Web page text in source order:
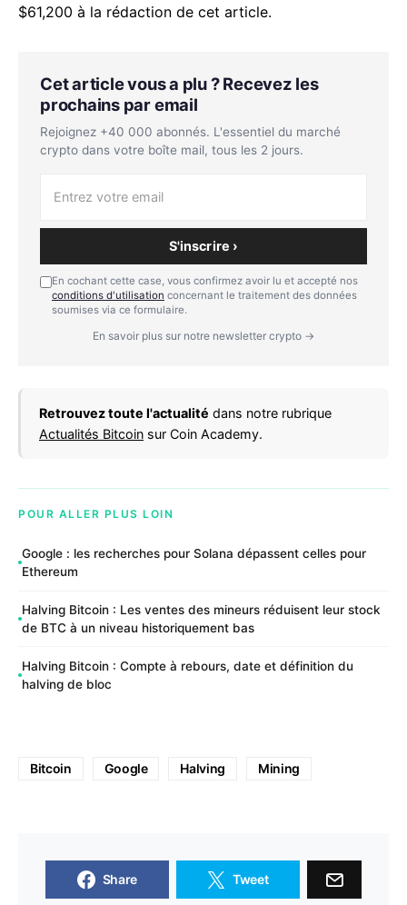
$61,200 à la rédaction de cet article.
Cet article vous a plu ? Recevez les
prochains par email
Rejoignez +40 000 abonnés. L'essentiel du marché
crypto dans votre boîte mail, tous les 2 jours.
S'inscrire ›
En cochant cette case, vous confirmez avoir lu et accepté nos
conditions d'utilisation concernant le traitement des données
soumises via ce formulaire.
En savoir plus sur notre newsletter crypto →
Retrouvez toute l'actualité dans notre rubrique
Actualités Bitcoin sur Coin Academy.
POUR ALLER PLUS LOIN
Google : les recherches pour Solana dépassent celles pour
Ethereum
Halving Bitcoin : Les ventes des mineurs réduisent leur stock
de BTC à un niveau historiquement bas
Halving Bitcoin : Compte à rebours, date et définition du
halving de bloc
Bitcoin Google Halving Mining
Share Tweet